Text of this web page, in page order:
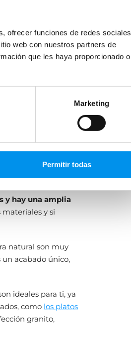
ofrecer funciones de redes sociales
web con nuestros partners de
que les haya proporcionado o
Marketing
Permitir todas
de
si dispones de
de riesgo, por
cuestiones
No obstante,
y la variedad de
y hay una amplia
y si
natural son muy
acabado único,
ideales para ti, ya
como los platos
granito,